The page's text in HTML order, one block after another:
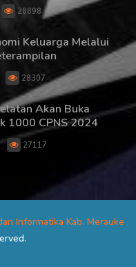
28898
Keluarga Melalui
28307
Akan Buka
1000 CPNS 2024
27117
Informatika Kab. Merauke